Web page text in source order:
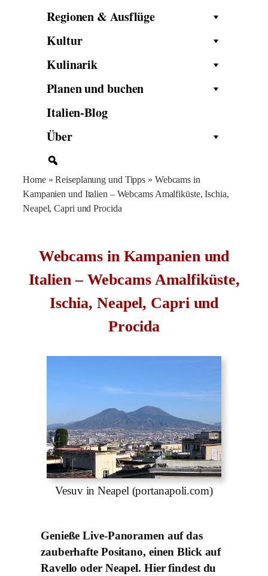
Regionen & Ausflüge
Kultur
Kulinarik
Planen und buchen
Italien-Blog
Über
Home»Reiseplanung und Tipps » Webcams in
Kampanien und Italien – Webcams Amalfiküste, Ischia,
Neapel, Capri und Procida
Webcams in Kampanien und
Italien – Webcams Amalfiküste,
Ischia, Neapel, Capri und
Procida
Vesuv in Neapel (portanapoli.com)
Genieße Live-Panoramen auf das
zauberhafte Positano, einen Blick auf
Ravello oder Neapel. Hier findest du